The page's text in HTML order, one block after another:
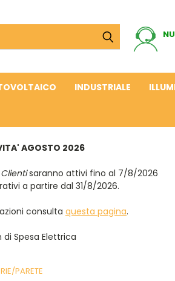
INDUSTRIALE
AGOSTO 2026
saranno attivi fino al 7/8/2026
a partire dal 31/8/2026.
consulta questa pagina.
di Spesa Elettrica
PARETE